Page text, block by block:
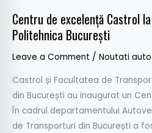
Centru de excelență Castrol
Politehnica București
Leave a Comment / Noutati auto
Castrol și Facultatea de
din București au inaugurat un
În cadrul departamentului
de Transporturi din București a